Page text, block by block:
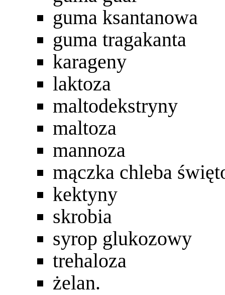
guma ksantanowa
guma tragakanta
karageny
laktoza
maltodekstryny
maltoza
mannoza
mączka chleba
kektyny
skrobia
syrop glukozowy
trehaloza
żelan.